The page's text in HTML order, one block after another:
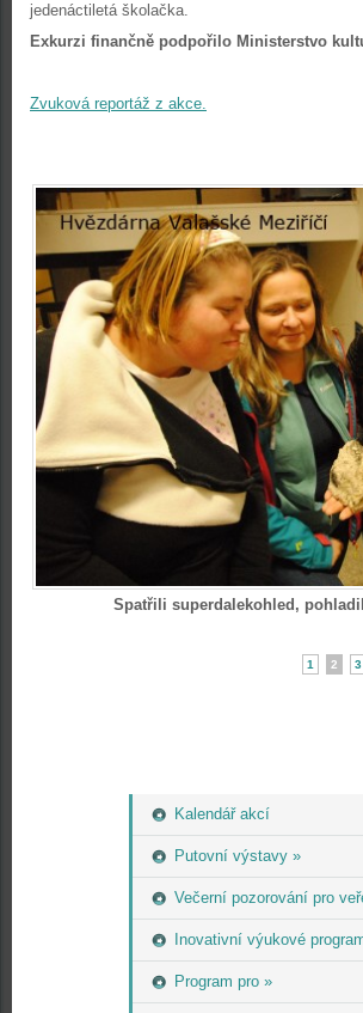
Kalendář akcí
Putovní výstavy »
Večerní pozorování pro
Inovativní výukové
Program pro »
jedenáctiletá školačka.
Exkurzi finančně podpořilo Ministerstvo
Zvuková reportáž z akce.
Spatřili superdalekohled,
1 2 3